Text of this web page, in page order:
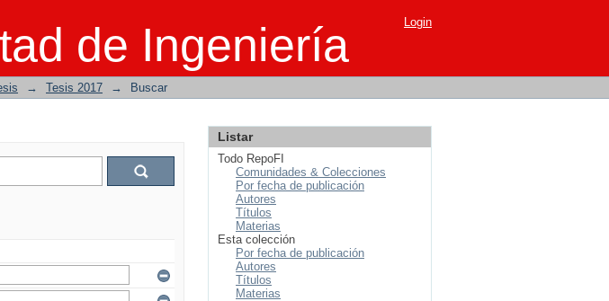
de Ingeniería Login
→ Tesis 2017 → Buscar
Listar
Todo RepoFI
Comunidades & Colecciones
Por fecha de publicación
Autores
Títulos
Materias
Esta colección
Por fecha de publicación
Autores
Títulos
Materias